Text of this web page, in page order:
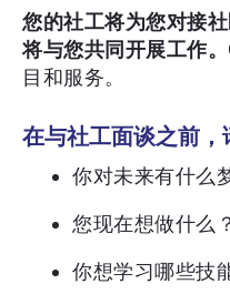
您的社工将为您对接
将与您共同开展工作
目和服务。
在与社工面谈之前，
你对未来有什么
您现在想做什么？
你想学习哪些技